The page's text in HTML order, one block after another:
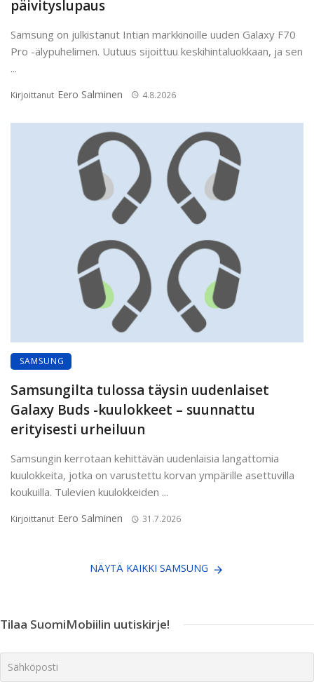
päivityslupaus
Samsung on julkistanut Intian markkinoille uuden Galaxy F70
Pro -älypuhelimen. Uutuus sijoittuu keskihintaluokkaan, ja sen
...
Kirjoittanut Eero Salminen 4.8.2026
SAMSUNG
Samsungilta tulossa täysin uudenlaiset
Galaxy Buds -kuulokkeet – suunnattu
erityisesti urheiluun
Samsungin kerrotaan kehittävän uudenlaisia langattomia
kuulokkeita, jotka on varustettu korvan ympärille asettuvilla
koukuilla. Tulevien kuulokkeiden ...
Kirjoittanut Eero Salminen 31.7.2026
NÄYTÄ KAIKKI SAMSUNG
Tilaa SuomiMobiilin uutiskirje!